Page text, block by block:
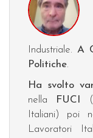
Industriale.A
Politiche.
Ha svolto
nella
FUCI
Italiani) poi
Lavoratori